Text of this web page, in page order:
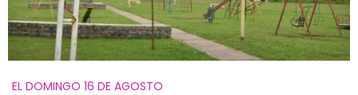
EL DOMINGO 16 DE AGOSTO